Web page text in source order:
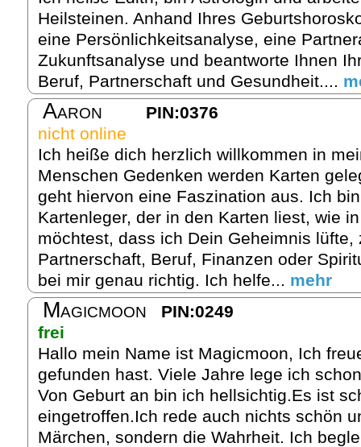
Heilsteinen. Anhand Ihres
eine Persönlichkeitsanalyse, eine
Zukunftsanalyse und beantworte Ihnen
Beruf, Partnerschaft und Gesundheit....
Aaron
PIN:0376
nicht online
Ich heiße dich herzlich willkommen in
Menschen Gedenken werden Karten
geht hiervon eine Faszination aus. Ich
Kartenleger, der in den Karten liest, wie
möchtest, dass ich Dein Geheimnis
Partnerschaft, Beruf, Finanzen oder
bei mir genau richtig. Ich helfe... mehr
Magicmoon
PIN:0249
frei
Hallo mein Name ist Magicmoon, Ich
gefunden hast. Viele Jahre lege ich
Von Geburt an bin ich hellsichtig.Es ist
eingetroffen.Ich rede auch nichts schön
Märchen, sondern die Wahrheit. Ich